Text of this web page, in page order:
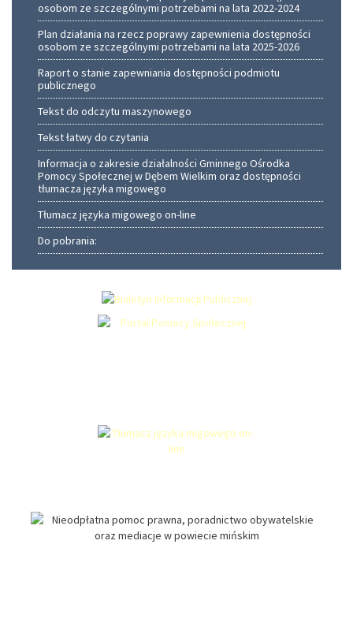
osobom ze szczególnymi potrzebami na lata 2022-2024
Plan działania na rzecz poprawy zapewnienia dostępności
osobom ze szczególnymi potrzebami na lata 2025-2026
Raport o stanie zapewniania dostępności podmiotu
publicznego
Tekst do odczytu maszynowego
Tekst łatwy do czytania
Informacja o zakresie działalności Gminnego Ośrodka
Pomocy Społecznej w Dębem Wielkim oraz dostępności
tłumacza języka migowego
Tłumacz języka migowego on-line
Do pobrania: